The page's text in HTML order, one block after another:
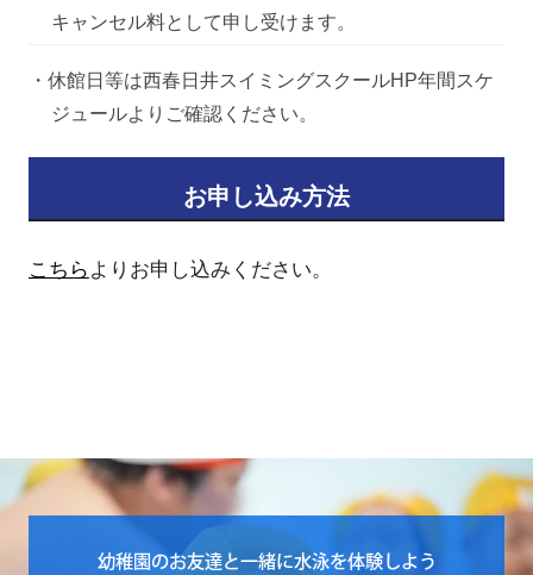
キャンセル料として申し受けます。
・休館日等は西春日井スイミングスクールHP年間スケ
ジュールよりご確認ください。
お申し込み方法
こちら よりお申し込みください。
幼稚園のお友達と一緒に水泳を体験しよう